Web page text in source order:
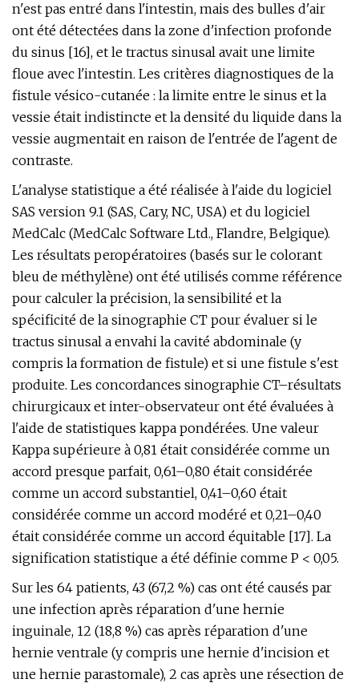
n'est pas entré dans l'intestin, mais des bulles d'air
ont été détectées dans la zone d'infection profonde
du sinus [16], et le tractus sinusal avait une limite
floue avec l'intestin. Les critères diagnostiques de la
fistule vésico-cutanée : la limite entre le sinus et la
vessie était indistincte et la densité du liquide dans la
vessie augmentait en raison de l'entrée de l'agent de
contraste.
L'analyse statistique a été réalisée à l'aide du logiciel
SAS version 9.1 (SAS, Cary, NC, USA) et du logiciel
MedCalc (MedCalc Software Ltd., Flandre, Belgique).
Les résultats peropératoires (basés sur le colorant
bleu de méthylène) ont été utilisés comme référence
pour calculer la précision, la sensibilité et la
spécificité de la sinographie CT pour évaluer si le
tractus sinusal a envahi la cavité abdominale (y
compris la formation de fistule) et si une fistule s'est
produite. Les concordances sinographie CT–résultats
chirurgicaux et inter-observateur ont été évaluées à
l'aide de statistiques kappa pondérées. Une valeur
Kappa supérieure à 0,81 était considérée comme un
accord presque parfait, 0,61–0,80 était considérée
comme un accord substantiel, 0,41–0,60 était
considérée comme un accord modéré et 0,21–0,40
était considérée comme un accord équitable [17]. La
signification statistique a été définie comme P < 0,05.
Sur les 64 patients, 43 (67,2 %) cas ont été causés par
une infection après réparation d'une hernie
inguinale, 12 (18,8 %) cas après réparation d'une
hernie ventrale (y compris une hernie d'incision et
une hernie parastomale), 2 cas après une résection de